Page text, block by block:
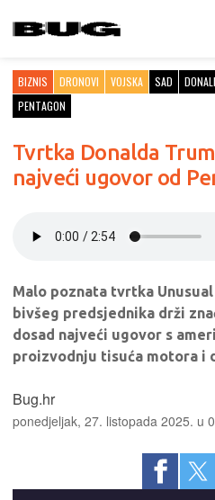
BIZNIS DRONOVI VOJSKA SAD
PENTAGON
Tvrtka Donalda
najveći ugovor od
Malo poznata tvrtka
bivšeg predsjednika drži
dosad najveći ugovor s
proizvodnju tisuća motora i
Bug.hr
ponedjeljak, 27. listopada 2025. u